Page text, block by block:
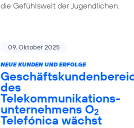
die Gefühlswelt der Jugendlichen.
09. Oktober 2025
NEUE KUNDEN UND ERFOLGE
des
Telekommunikations­
unternehmens O2
Telefónica wächst